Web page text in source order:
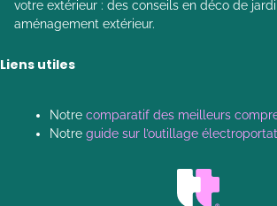
votre extérieur : des conseils en déco de
aménagement extérieur.
Liens utiles
Notre comparatif des meilleurs
Notre guide sur l’outillage